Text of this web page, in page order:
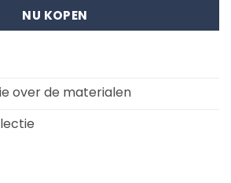
NU KOPEN
over de materialen